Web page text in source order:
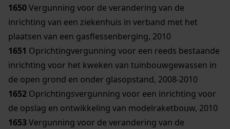
1650Vergunning voor de verandering van de
inrichting van een ziekenhuis in verband met het
plaatsen van een gasflessenberging, 2010
1651 Oprichtingvergunning voor een reeds bestaande
inrichting voor het kweken van tuinbouwgewassen in
de open grond en onder glasopstand, 2008-2010
1652 Oprichtingsvergunning voor een inrichting voor
de opslag en ontwikkeling van modelraketbouw, 2010
1653Vergunning voor de verandering van de